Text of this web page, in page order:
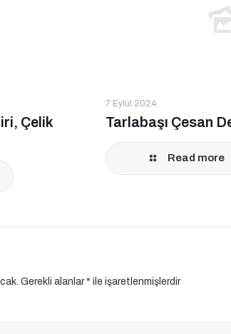
Çelik
7 Eylül 2024
Tarlabaşı Çesan
Read more
Gerekli alanlar* ile işaretlenmişlerdir